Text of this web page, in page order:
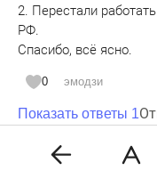
2. Перестали
РФ.
Спасибо, всё ясно.
0 эмодзи
Показать ответы 1
Анонимно